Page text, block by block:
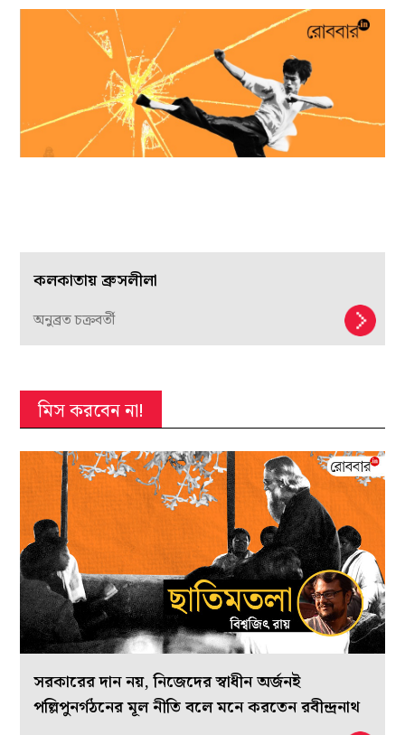
কলকাতায় ব্রুসলীলা
অনুব্রত চক্রবর্তী
মিস করবেন না!
সরকারের দান নয়, নিজেদের স্বাধীন অর্জনই
পল্লিপুনর্গঠনের মূল নীতি বলে মনে করতেন রবীন্দ্রনাথ